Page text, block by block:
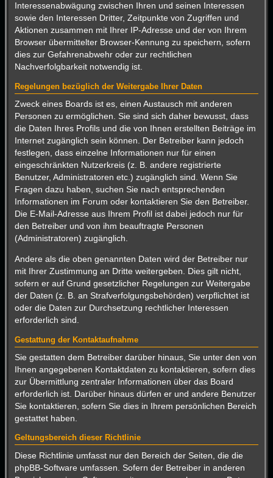
Interessenabwägung zwischen Ihren und seinen Interessen
sowie den Interessen Dritter, Zeitpunkte von Zugriffen und
Aktionen zusammen mit Ihrer IP-Adresse und der von Ihrem
Browser übermittelter Browser-Kennung zu speichern, sofern
dies zur Gefahrenabwehr oder zur rechtlichen
Nachverfolgbarkeit notwendig ist.
Regelungen bezüglich der Weitergabe Ihrer Daten
Zweck eines Boards ist es, einen Austausch mit anderen
Personen zu ermöglichen. Sie sind sich daher bewusst, dass
die Daten Ihres Profils und die von Ihnen erstellten Beiträge im
Internet zugänglich sein können. Der Betreiber kann jedoch
festlegen, dass einzelne Informationen nur für einen
eingeschränkten Nutzerkreis (z. B. andere registrierte
Benutzer, Administratoren etc.) zugänglich sind. Wenn Sie
Fragen dazu haben, suchen Sie nach entsprechenden
Informationen im Forum oder kontaktieren Sie den Betreiber.
Die E-Mail-Adresse aus Ihrem Profil ist dabei jedoch nur für
den Betreiber und von ihm beauftragte Personen
(Administratoren) zugänglich.
Andere als die oben genannten Daten wird der Betreiber nur
mit Ihrer Zustimmung an Dritte weitergeben. Dies gilt nicht,
sofern er auf Grund gesetzlicher Regelungen zur Weitergabe
der Daten (z. B. an Strafverfolgungsbehörden) verpflichtet ist
oder die Daten zur Durchsetzung rechtlicher Interessen
erforderlich sind.
Gestattung der Kontaktaufnahme
Sie gestatten dem Betreiber darüber hinaus, Sie unter den von
Ihnen angegebenen Kontaktdaten zu kontaktieren, sofern dies
zur Übermittlung zentraler Informationen über das Board
erforderlich ist. Darüber hinaus dürfen er und andere Benutzer
Sie kontaktieren, sofern Sie dies in Ihrem persönlichen Bereich
gestattet haben.
Geltungsbereich dieser Richtlinie
Diese Richtlinie umfasst nur den Bereich der Seiten, die die
phpBB-Software umfassen. Sofern der Betreiber in anderen